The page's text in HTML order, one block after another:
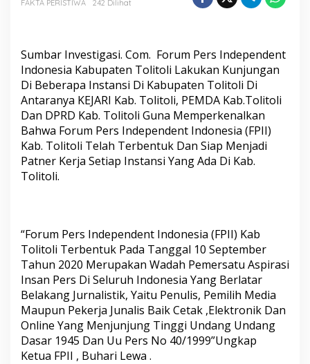
F
P
I
I
,
k
o
w
l
i
T
o
l
i
S
i
a
FAKTA PERISTIWA
242 Dilihat
Sumbar Investigasi. Com. Forum Pers Independent
Indonesia Kabupaten Tolitoli Lakukan Kunjungan
Di Beberapa Instansi Di Kabupaten Tolitoli Di
Antaranya KEJARI Kab. Tolitoli, PEMDA Kab.Tolitoli
Dan DPRD Kab. Tolitoli Guna Memperkenalkan
Bahwa Forum Pers Independent Indonesia (FPII)
Kab. Tolitoli Telah Terbentuk Dan Siap Menjadi
Patner Kerja Setiap Instansi Yang Ada Di Kab.
Tolitoli.
“Forum Pers Independent Indonesia (FPII) Kab
Tolitoli Terbentuk Pada Tanggal 10 September
Tahun 2020 Merupakan Wadah Pemersatu Aspirasi
Insan Pers Di Seluruh Indonesia Yang Berlatar
Belakang Jurnalistik, Yaitu Penulis, Pemilih Media
Maupun Pekerja Junalis Baik Cetak ,Elektronik Dan
Online Yang Menjunjung Tinggi Undang Undang
Dasar 1945 Dan Uu Pers No 40/1999”Ungkap
Ketua FPII , Buhari Lewa .